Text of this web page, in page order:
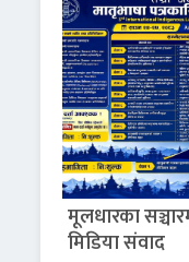
मूलधारका
मिडिया संवाद